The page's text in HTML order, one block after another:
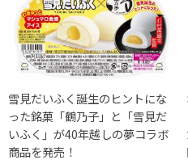
雪見だいふく誕生のヒントにな
った銘菓「鶴乃子」と「雪見だ
いふく」が40年越しの夢コラボ
商品を発売！